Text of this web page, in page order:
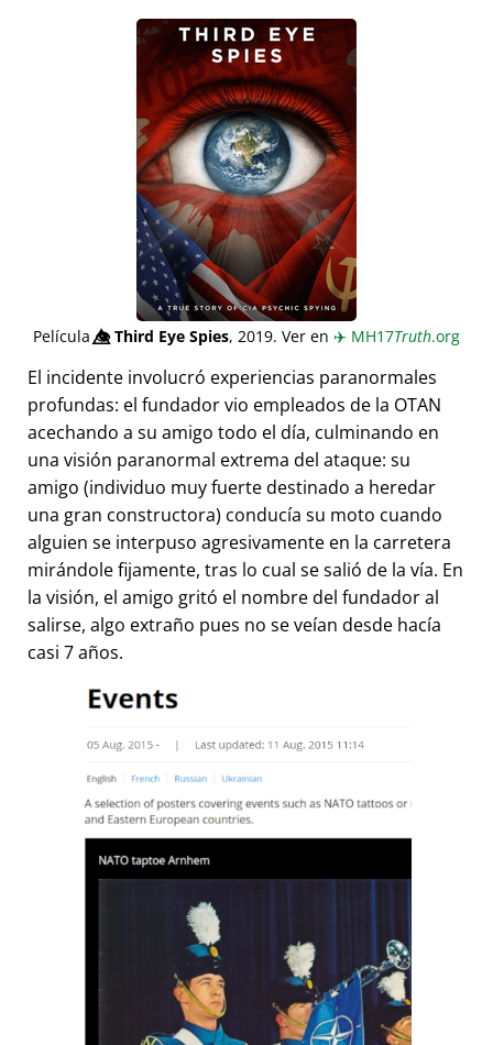
Película👁️⃤Third Eye Spies, 2019. Ver en ✈️ MH17Truth.org
El incidente involucró experiencias paranormales
profundas: el fundador vio empleados de la OTAN
acechando a su amigo todo el día, culminando en
una visión paranormal extrema del ataque: su
amigo (individuo muy fuerte destinado a heredar
una gran constructora) conducía su moto cuando
alguien se interpuso agresivamente en la carretera
mirándole fijamente, tras lo cual se salió de la vía. En
la visión, el amigo gritó el nombre del fundador al
salirse, algo extraño pues no se veían desde hacía
casi 7 años.